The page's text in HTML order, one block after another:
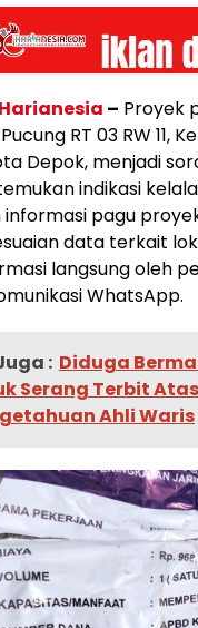
Harianesia – Proyek
RT 03 RW 11,
Depok, menjadi
indikasi
informasi pagu
data terkait
langsung oleh
WhatsApp.
: Diduga
Serang Terbit
Ahli Waris